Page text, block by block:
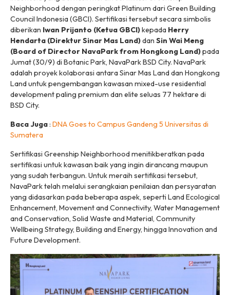
Neighborhood dengan peringkat Platinum dari Green Building
Council Indonesia (GBCI). Sertifikasi tersebut secara simbolis
diberikan Iwan Prijanto (Ketua GBCI)kepada Herry
Hendarta (Direktur Sinar Mas Land)dan Sin Wai Meng
(Board of Director NavaPark from Hongkong Land)pada
Jumat (30/9) di Botanic Park, NavaPark BSD City. NavaPark
adalah proyek kolaborasi antara Sinar Mas Land dan Hongkong
Land untuk pengembangan kawasan mixed-use residential
developmentpaling premium dan elite seluas 77 hektare di
BSD City.
Baca Juga: DNA Goes to Campus Gandeng 5 Universitas di
Sumatera
Sertifikasi Greenship Neighborhood menitikberatkan pada
sertifikasi untuk kawasan baik yang ingin dirancang maupun
yang sudah terbangun. Untuk meraih sertifikasi tersebut,
NavaPark telah melalui serangkaian penilaian dan persyaratan
yang didasarkan pada beberapa aspek, seperti Land Ecological
Enhancement, Movement and Connectivity, Water Management
and Conservation, Solid Waste and Material, Community
Wellbeing Strategy, Building and Energy, hingga Innovation and
Future Development.